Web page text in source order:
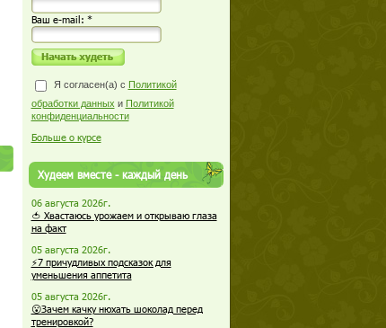
Ваш е-mail: *
Я согласен(а) с Политикой
обработки данных и Политикой
конфиденциальности
Больше о курсе
Худеем вместе - каждый день
06 августа 2026г.
🍅 Хвастаюсь урожаем и открываю глаза
на факт
05 августа 2026г.
⚡7 причудливых подсказок для
уменьшения аппетита
05 августа 2026г.
😮Зачем качку нюхать шоколад перед
тренировкой?